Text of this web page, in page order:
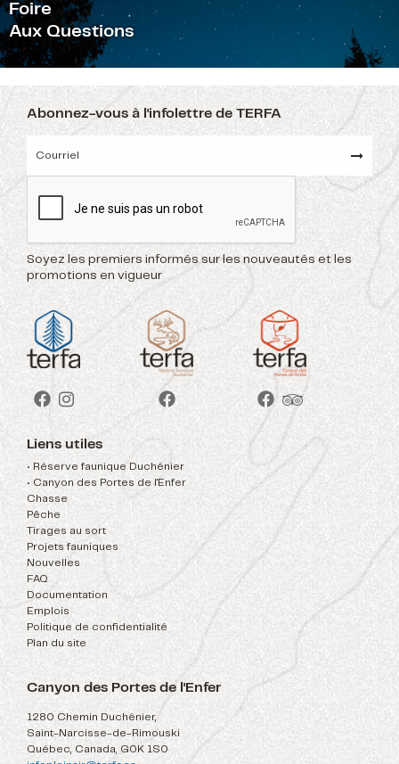
Foire
Aux Questions
Abonnez-vous à l'infolettre de TERFA
Soyez les premiers informés sur les nouveautés et les
promotions en vigueur
Liens utiles
• Réserve faunique Duchénier
Nouvelles
• Canyon des Portes de l'Enfer
FAQ
Chasse
Documentation
Pêche
Emplois
Tirages au sort
Politique de confidentialité
Projets fauniques
Plan du site
Canyon des Portes de l'Enfer
1280 Chemin Duchénier,
Saint-Narcisse-de-Rimouski
Québec, Canada, G0K 1S0